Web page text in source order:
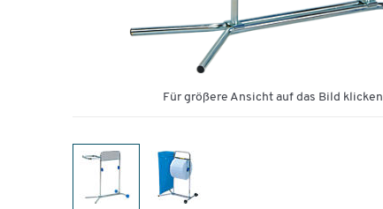
Für größere Ansicht auf das Bild klicken